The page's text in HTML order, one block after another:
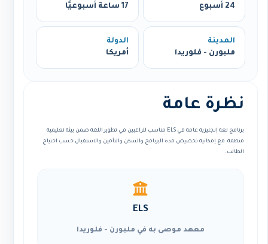
24 أسبوع
17 ساعة أسبوعيًا
المدينة
ملبورن - فلوريدا
الدولة
أمريكا
نظرة عامة
برنامج لغة إنجليزية عامة في ELS مناسب للراغبين في تطوير اللغة ضمن بيئة تعليمية
منظمة، مع إمكانية تخصيص مدة البرنامج والسكن والتأمين والاستقبال حسب احتياج
الطالب.
ELS
معهد موصى به في ملبورن - فلوريدا